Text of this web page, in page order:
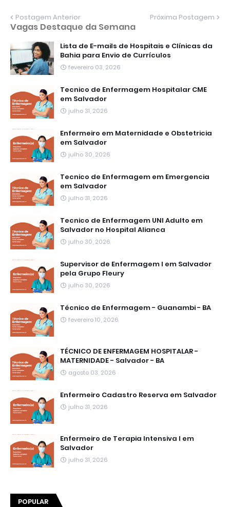
Postagem Anterior Próxima Postagem
Vagas Destaque da Semana
Lista de E-mails de Hospitais e Clínicas da
Bahia para Envio de Currículos
fevereiro 03, 2026
Tecnico de Enfermagem Hospitalar CME
em Salvador
julho 31, 2026
Enfermeiro em Maternidade e Obstetricia
em Salvador
julho 30, 2026
Tecnico de Enfermagem em Emergencia
em Salvador
julho 31, 2026
Tecnico de Enfermagem UNI Adulto em
Salvador no Hospital Alianca
julho 30, 2026
Supervisor de Enfermagem I em Salvador
pela Grupo Fleury
julho 30, 2026
Técnico de Enfermagem - Guanambi - BA
fevereiro 10, 2026
TÉCNICO DE ENFERMAGEM HOSPITALAR -
MATERNIDADE - Salvador - BA
agosto 03, 2026
Enfermeiro Cadastro Reserva em Salvador
julho 31, 2026
Enfermeiro de Terapia Intensiva I em
Salvador
julho 31, 2026
POPULAR